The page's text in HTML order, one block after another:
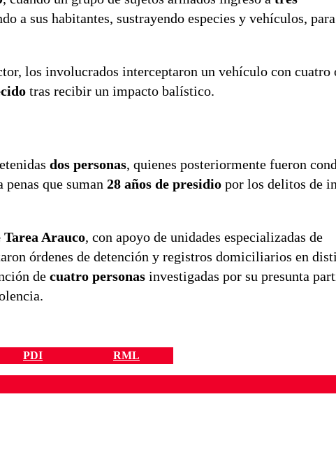
a sus habitantes, sustrayendo especies y vehículos, para
los involucrados interceptaron un vehículo con cuatro
tras recibir un impacto balístico.
dos personas, quienes posteriormente fueron
penas que suman 28 años de presidio por los delitos de
Tarea Arauco, con apoyo de unidades especializadas de
órdenes de detención y registros domiciliarios en
de cuatro personas investigadas por su presunta
PDI RML